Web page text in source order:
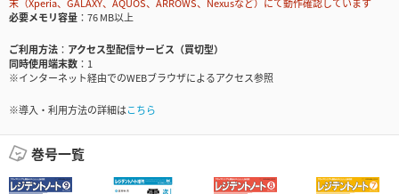
必要メモリ容量
76 MB以上
ご利用方法
アクセス型配信サービス（買切型）
同時使用端末数
1
※インターネット経由でのWEBブラウザによるアクセス参照
※導入・利用方法の詳細はこちら
巻号一覧